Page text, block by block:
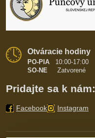
Otváracie hodiny
PO-PIA
10:00-17:00
SO-NE Zatvorené
Pridajte sa k nám:
Facebook Instagram